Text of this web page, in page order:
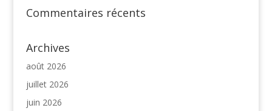
Commentaires récents
Archives
août 2026
juillet 2026
juin 2026